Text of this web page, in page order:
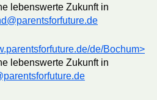
lebenswerte Zukunft in
de/Bochum>
lebenswerte Zukunft in